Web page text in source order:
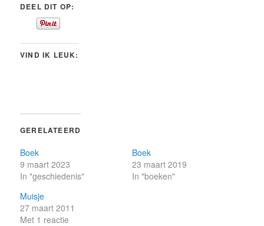
DEEL DIT OP:
VIND IK LEUK:
GERELATEERD
Boek
9 maart 2023
In "geschiedenis"
Boek
23 maart 2019
In "boeken"
Muisje
27 maart 2011
Met 1 reactie